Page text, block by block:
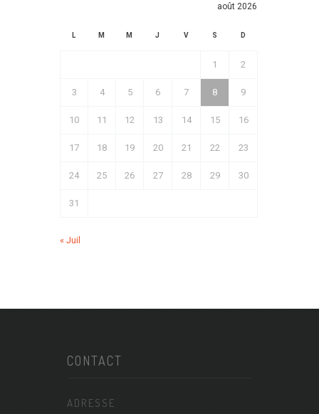
août 2026
L M M J V S D
1 2
3 4 5 6 7 8 9
10 11 12 13 14 15 16
17 18 19 20 21 22 23
24 25 26 27 28 29 30
31
« Juil
CONTACT
ADRESSE